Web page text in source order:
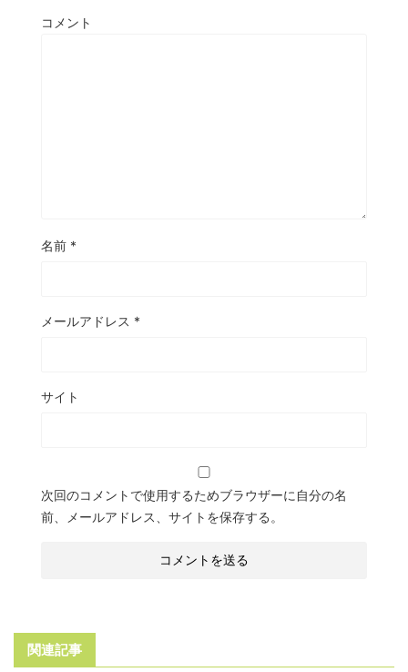
コメント
名前 *
メールアドレス *
サイト
次回のコメントで使用するためブラウザーに自分の名
前、メールアドレス、サイトを保存する。
関連記事